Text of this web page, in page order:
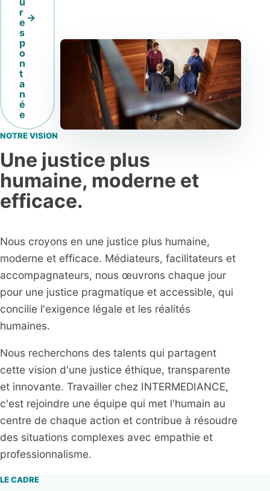
r
e
s
p
o
n
t
a
n
é
e
NOTRE VISION
Une justice plus
humaine, moderne et
efficace.
Nous croyons en une justice plus humaine,
moderne et efficace. Médiateurs, facilitateurs et
accompagnateurs, nous œuvrons chaque jour
pour une justice pragmatique et accessible, qui
concilie l'exigence légale et les réalités
humaines.
Nous recherchons des talents qui partagent
cette vision d'une justice éthique, transparente
et innovante. Travailler chez INTERMEDIANCE,
c'est rejoindre une équipe qui met l'humain au
centre de chaque action et contribue à résoudre
des situations complexes avec empathie et
professionnalisme.
LE CADRE